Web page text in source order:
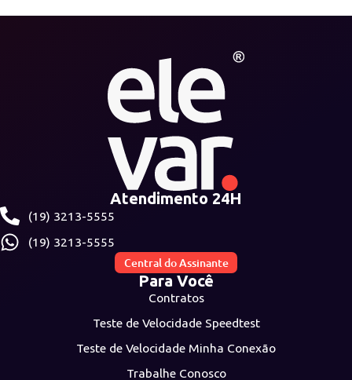
Atendimento 24H
(19) 3213-5555
(19) 3213-5555
Central do Assinante
Para Você
Contratos
Teste de Velocidade Speedtest
Teste de Velocidade Minha Conexão
Trabalhe Conosco